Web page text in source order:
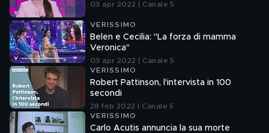
03 apr 2022 | Canale 5
VERISSIMO
Belen e Cecilia: "La forza di mamma
Veronica"
03 apr 2022 | Canale 5
VERISSIMO
Robert Pattinson, l'intervista in 100
secondi
28 feb 2022 | Canale 5
VERISSIMO
Carlo Acutis annuncia la sua morte